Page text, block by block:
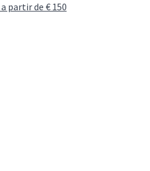
partir de € 150